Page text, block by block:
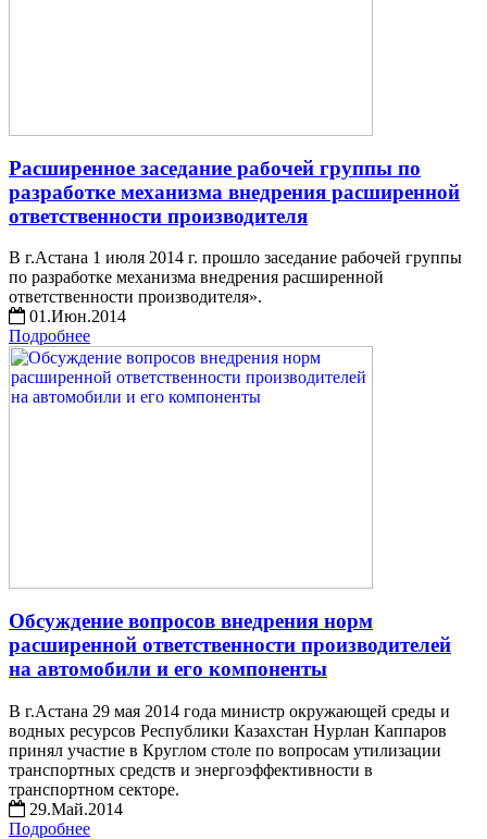
Расширенное заседание рабочей группы по
разработке механизма внедрения расширенной
ответственности производителя
В г.Астана 1 июля 2014 г. прошло заседание рабочей группы
по разработке механизма внедрения расширенной
ответственности производителя».
01.Июн.2014
Подробнее
Обсуждение вопросов внедрения норм
расширенной ответственности производителей
на автомобили и его компоненты
В г.Астана 29 мая 2014 года министр окружающей среды и
водных ресурсов Республики Казахстан Нурлан Каппаров
принял участие в Круглом столе по вопросам утилизации
транспортных средств и энергоэффективности в
транспортном секторе.
29.Май.2014
Подробнее